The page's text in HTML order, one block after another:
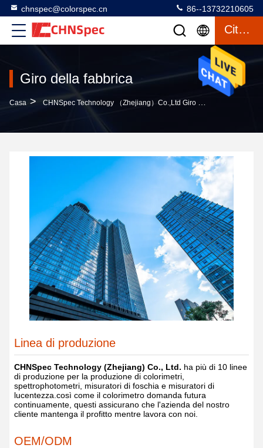
chnspec@colorspec.cn 86--13732210605
Citazione
Giro della fabbrica
Casa > CHNSpec Technology （Zhejiang）Co.,Ltd Giro Della Fabbrica
Linea di produzione
CHNSpec Technology (Zhejiang) Co., Ltd. ha più di 10 linee
di produzione per la produzione di colorimetri,
spettrophotometri, misuratori di foschia e misuratori di
lucentezza.così come il colorimetro domanda futura
continuamente, questi assicurano che l'azienda del nostro
cliente mantenga il profitto mentre lavora con noi.
OEM/ODM